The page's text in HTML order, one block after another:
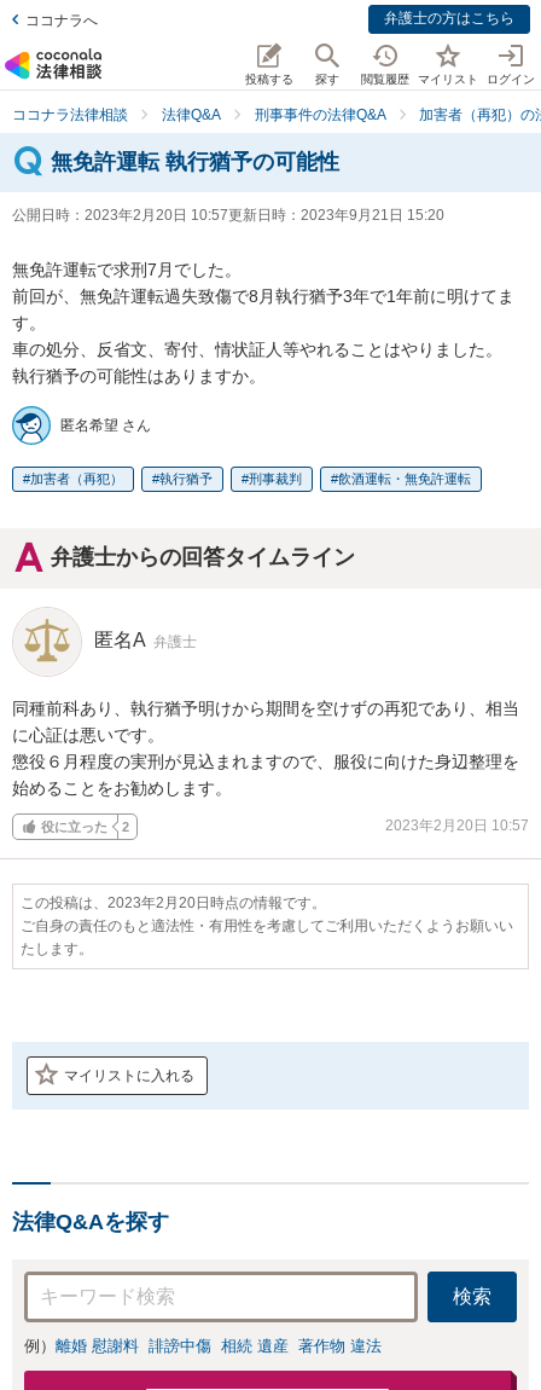
ココナラへ 弁護士の方はこちら
投稿する 探す 閲覧履歴 マイリスト ログイン
ココナラ法律相談 法律Q&A 刑事事件の法律Q&A 加害者（再犯）の
無免許運転 執行猶予の可能性
公開日時： 2023年2月20日 10:57更新日時： 2023年9月21日 15:20
無免許運転で求刑7月でした。
前回が、無免許運転過失致傷で8月執行猶予3年で1年前に明けてま
す。
車の処分、反省文、寄付、情状証人等やれることはやりました。
執行猶予の可能性はありますか。
匿名希望 さん
加害者（再犯） 執行猶予 刑事裁判 飲酒運転・無免許運転
弁護士からの回答タイムライン
匿名A 弁護士
同種前科あり、執行猶予明けから期間を空けずの再犯であり、相当
に心証は悪いです。
懲役６月程度の実刑が見込まれますので、服役に向けた身辺整理を
始めることをお勧めします。
役に立った 2 2023年2月20日 10:57
この投稿は、2023年2月20日時点の情報です。
ご自身の責任のもと適法性・有用性を考慮してご利用いただくようお願いい
たします。
マイリストに入れる
法律Q&Aを探す
検索
例） 離婚 慰謝料 誹謗中傷 相続 遺産 著作物 違法